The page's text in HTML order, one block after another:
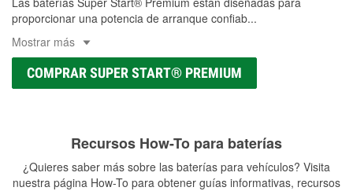
proporcionar una potencia de arranque confiab...
Mostrar más
COMPRAR SUPER START® PREMIUM
Recursos How-To para baterías
¿Quieres saber más sobre las baterías para vehículos? Visita
nuestra página How-To para obtener guías informativas, recursos